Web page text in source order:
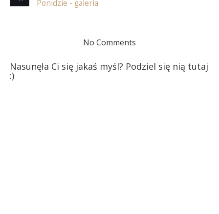
Ponidzie - galeria
No Comments
Nasunęła Ci się jakaś myśl? Podziel się nią tutaj
:)